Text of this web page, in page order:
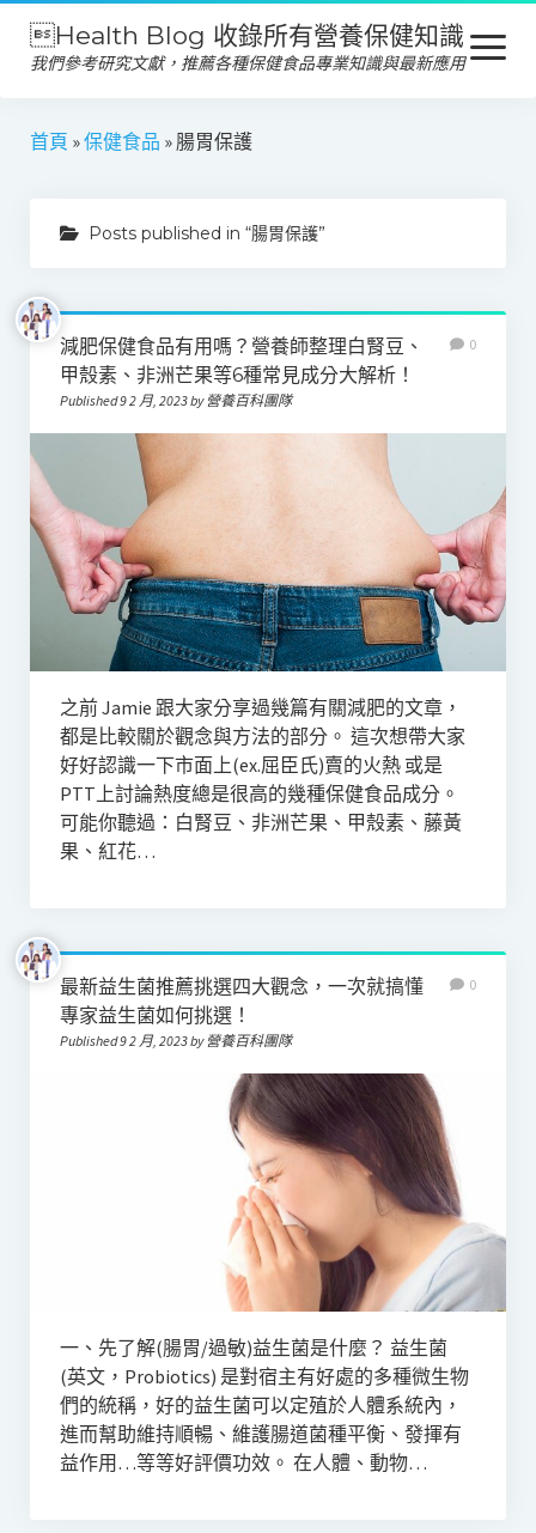
Health Blog 收錄所有營養保健知識
我們參考研究文獻，推薦各種保健食品專業知識與最新應用
open
menu
營養保健
產品推薦
心靈健康
首頁 »保健食品 » 腸胃保護
Posts published in “腸胃保護”
減肥保健食品有用嗎？營養師整理白腎豆、
甲殼素、非洲芒果等6種常見成分大解析！
Published 9 2 月, 2023 by 營養百科團隊
0
之前 Jamie 跟大家分享過幾篇有關減肥的文章，
都是比較關於觀念與方法的部分。 這次想帶大家
好好認識一下市面上(ex.屈臣氏)賣的火熱 或是
PTT上討論熱度總是很高的幾種保健食品成分。
可能你聽過：白腎豆、非洲芒果、甲殼素、藤黃
果、紅花…
最新益生菌推薦挑選四大觀念，一次就搞懂
專家益生菌如何挑選！
Published 9 2 月, 2023 by 營養百科團隊
0
一、先了解(腸胃/過敏)益生菌是什麼？ 益生菌
(英文，Probiotics) 是對宿主有好處的多種微生物
們的統稱，好的益生菌可以定殖於人體系統內，
進而幫助維持順暢、維護腸道菌種平衡、發揮有
益作用…等等好評價功效。 在人體、動物…